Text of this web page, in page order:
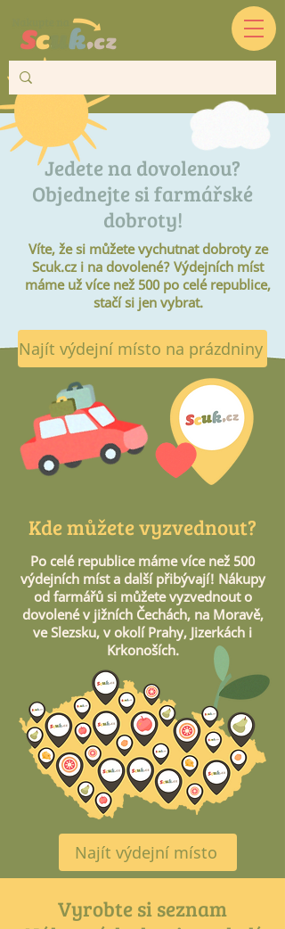
Jedete na dovolenou?
Objednejte si farmářské
dobroty!
Víte, že si můžete vychutnat dobroty ze
Scuk.cz i na dovolené? Výdejních míst
máme už více než 500 po celé republice,
stačí si jen vybrat.
Najít výdejní místo na prázdniny
Kde můžete vyzvednout?
Po celé republice máme více než 500
výdejních míst a další přibývají! Nákupy
od farmářů si můžete vyzvednout o
dovolené v jižních Čechách, na Moravě,
ve Slezsku, v okolí Prahy, Jizerkách i
Krkonoších.
Najít výdejní místo
Vyrobte si seznam